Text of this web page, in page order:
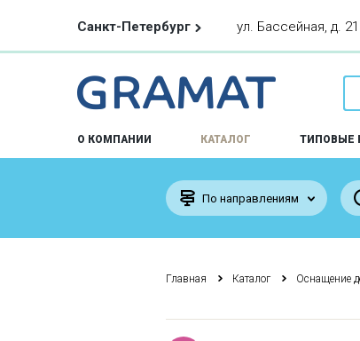
Санкт-Петербург ул. Бассейная, д. 21
О КОМПАНИИ КАТАЛОГ ТИПОВЫЕ
По направлениям
Главная Каталог Оснащение